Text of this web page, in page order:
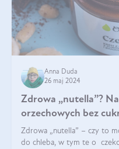
Anna Duda
26 maj 2024
Zdrowa „nutella”?
orzechowych bez
Zdrowa „nutella” – czy to
do chleba, w tym te o